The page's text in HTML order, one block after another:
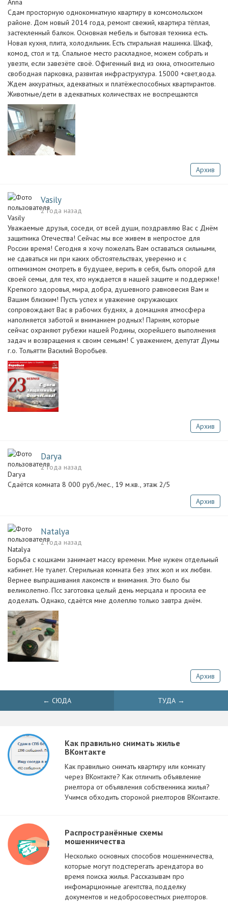
Сдам просторную однокомнатную квартиру в комсомольском
районе. Дом новый 2014 года, ремонт свежий, квартира тёплая,
застекленный балкон. Основная мебель и бытовая техника есть.
Новая кухня, плита, холодильник. Есть стиральная машинка. Шкаф,
комод, стол и тд. Спальное место раскладное, можем собрать и
увезти, если завезёте своё. Офигенный вид из окна, относительно
свободная парковка, развитая инфраструктура. 15000 +свет,вода.
Ждем аккуратных, адекватных и платёжеспособных квартирантов.
Животные/дети в адекватных количествах не воспрещаются
Архив
Vasily
2 года назад
️Уважаемые друзья, соседи, от всей души, поздравляю Вас с Днём
защитника Отечества! Сейчас мы все живем в непростое для
России время! Сегодня я хочу пожелать Вам оставаться сильными,
не сдаваться ни при каких обстоятельствах, уверенно и с
оптимизмом смотреть в будущее, верить в себя, быть опорой для
своей семьи, для тех, кто нуждается в нашей защите и поддержке!
Крепкого здоровья, мира, добра, душевного равновесия Вам и
Вашим близким! Пусть успех и уважение окружающих
сопровождают Вас в рабочих буднях, а домашняя атмосфера
наполняется заботой и вниманием родных! Парням, которые
сейчас охраняют рубежи нашей Родины, скорейшего выполнения
задач и возвращения к своим семьям! С уважением, депутат Думы
г.о. Тольятти Василий Воробьев.
Архив
Darya
2 года назад
Сдаётся комната 8 000 руб./мес., 19 м.кв., этаж 2/5
Архив
Natalya
2 года назад
Борьба с кошками занимает массу времени. Мне нужен отдельный
кабинет. Не туалет. Стерильная комната без этих жоп и их любви.
Вернее выпрашивания лакомств и внимания. Это было бы
великолепно. Псс заготовка целый день мерцала и просила ее
доделать. Однако, сдаётся мне долеплю только завтра днём.
Архив
← СЮДА ТУДА →
Как правильно снимать жилье
ВКонтакте
Как правильно снимать квартиру или комнату
через ВКонтакте? Как отличить объявление
риелтора от объявления собственника жилья?
Учимся обходить стороной риелторов ВКонтакте.
Распространённые схемы
мошенничества
Несколько основных способов мошенничества,
которые могут подстерегать арендатора во
время поиска жилья. Рассказывам про
инфомарционные агентства, подделку
документов и недобросовестных риелторов.